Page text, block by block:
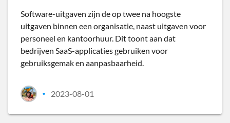
Software-uitgaven zijn de op twee na hoogste
uitgaven binnen een organisatie, naast uitgaven voor
personeel en kantoorhuur. Dit toont aan dat
bedrijven SaaS-applicaties gebruiken voor
gebruiksgemak en aanpasbaarheid.
• 2023-08-01